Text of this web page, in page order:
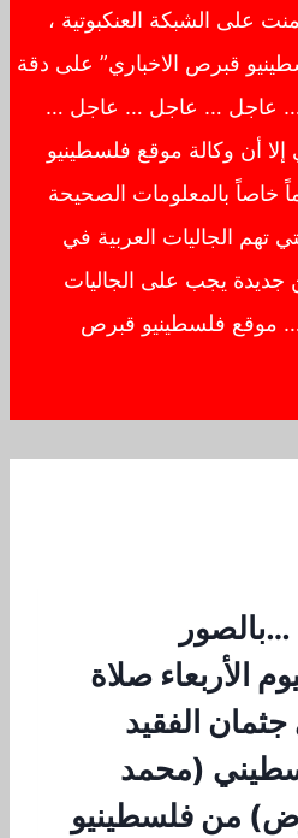
على الشبكة العنكبوتية ،
قبرص الاخباري” على دقة
… عاجل … عاجل … عاجل …
أن وكالة موقع فلسطينيو
خاصاً بالمعلومات الصحيحة
تهم الجاليات العربية في
جديدة يجب على الجاليات
،… موقع فلسطينيو قبرص
الأربعاء صلاة
جثمان الفقيد
(محمد
من فلسطينيو